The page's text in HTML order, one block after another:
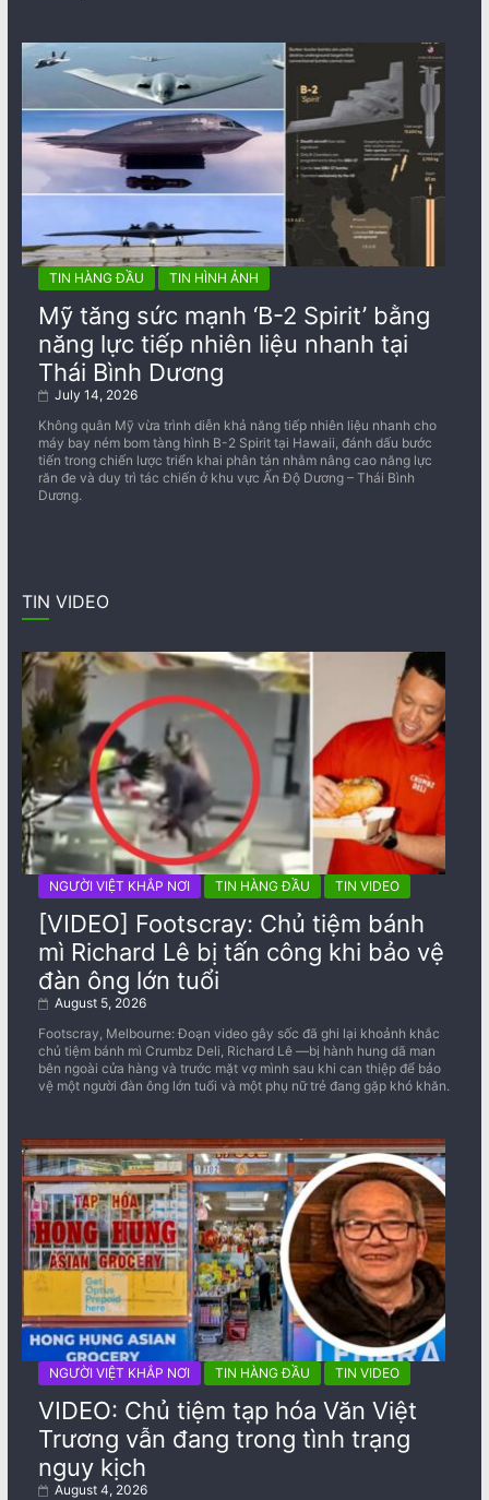
TIN HÀNG ĐẦU TIN HÌNH ẢNH
Mỹ tăng sức mạnh ‘B-2 Spirit’ bằng
năng lực tiếp nhiên liệu nhanh tại
Thái Bình Dương
July 14, 2026
Không quân Mỹ vừa trình diễn khả năng tiếp nhiên liệu nhanh cho
máy bay ném bom tàng hình B-2 Spirit tại Hawaii, đánh dấu bước
tiến trong chiến lược triển khai phân tán nhằm nâng cao năng lực
răn đe và duy trì tác chiến ở khu vực Ấn Độ Dương – Thái Bình
Dương.
TIN VIDEO
NGƯỜI VIỆT KHẮP NƠI TIN HÀNG ĐẦU TIN VIDEO
[VIDEO] Footscray: Chủ tiệm bánh
mì Richard Lê bị tấn công khi bảo vệ
đàn ông lớn tuổi
August 5, 2026
Footscray, Melbourne: Đoạn video gây sốc đã ghi lại khoảnh khắc
chủ tiệm bánh mì Crumbz Deli, Richard Lê —bị hành hung dã man
bên ngoài cửa hàng và trước mặt vợ mình sau khi can thiệp để bảo
vệ một người đàn ông lớn tuổi và một phụ nữ trẻ đang gặp khó khăn.
NGƯỜI VIỆT KHẮP NƠI TIN HÀNG ĐẦU TIN VIDEO
VIDEO: Chủ tiệm tạp hóa Văn Việt
Trương vẫn đang trong tình trạng
nguy kịch
August 4, 2026